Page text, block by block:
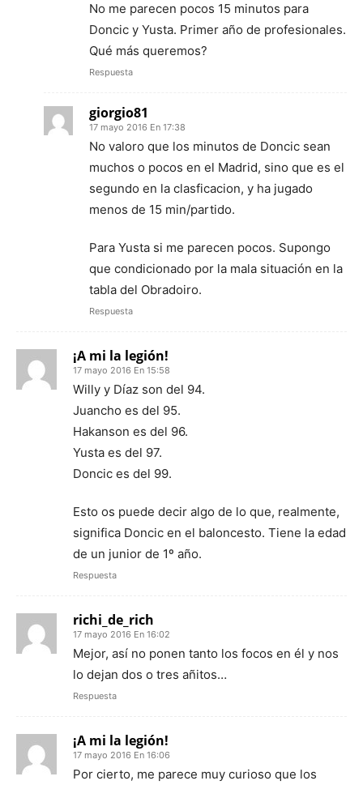
No me parecen pocos 15 minutos para
Doncic y Yusta. Primer año de profesionales.
Qué más queremos?
Respuesta
giorgio81
17 mayo 2016 En 17:38
No valoro que los minutos de Doncic sean
muchos o pocos en el Madrid, sino que es el
segundo en la clasficacion, y ha jugado
menos de 15 min/partido.
Para Yusta si me parecen pocos. Supongo
que condicionado por la mala situación en la
tabla del Obradoiro.
Respuesta
¡A mi la legión!
17 mayo 2016 En 15:58
Willy y Díaz son del 94.
Juancho es del 95.
Hakanson es del 96.
Yusta es del 97.
Doncic es del 99.
Esto os puede decir algo de lo que, realmente,
significa Doncic en el baloncesto. Tiene la edad
de un junior de 1º año.
Respuesta
richi_de_rich
17 mayo 2016 En 16:02
Mejor, así no ponen tanto los focos en él y nos
lo dejan dos o tres añitos…
Respuesta
¡A mi la legión!
17 mayo 2016 En 16:06
Por cierto, me parece muy curioso que los